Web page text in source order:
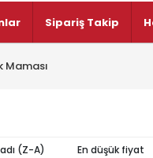
Sipariş Takip
Maması
(Z-A) En düşük fiyat